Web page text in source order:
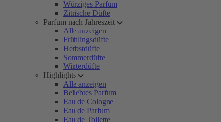
Würziges Parfum
Zitrische Düfte
Parfum nach Jahreszeit
Alle anzeigen
Frühlingsdüfte
Herbstdüfte
Sommerdüfte
Winterdüfte
Highlights
Alle anzeigen
Beliebtes Parfum
Eau de Cologne
Eau de Parfum
Eau de Toilette